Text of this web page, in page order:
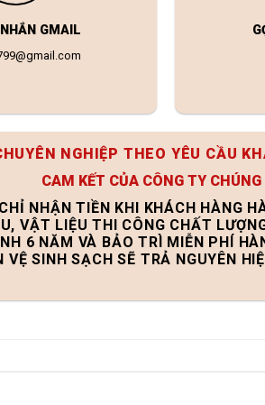
GMAIL
NGHIỆP THEO YÊU CẦU
CAM KẾT CỦA CÔNG TY
NHẬN TIỀN KHI KHÁCH HÀNG
VẬT LIỆU THI CÔNG CHẤT
6 NĂM VÀ BẢO TRÌ MIỄN PHÍ
VỆ SINH SẠCH SẼ TRẢ NGUYÊN